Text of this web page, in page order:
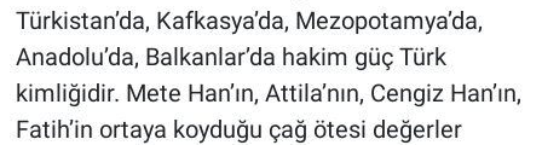
Türkistan’da, Kafkasya’da, Mezopotamya’da,
Anadolu’da, Balkanlar’da hakim güç Türk
kimliğidir. Mete Han’ın, Attila’nın, Cengiz Han’ın,
Fatih’in ortaya koyduğu çağ ötesi değerler